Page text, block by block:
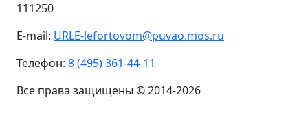
111250
E-mail: URLE-lefortovom@puvao.mos.ru
Телефон: 8 (495) 361-44-11
Все права защищены © 2014-2026